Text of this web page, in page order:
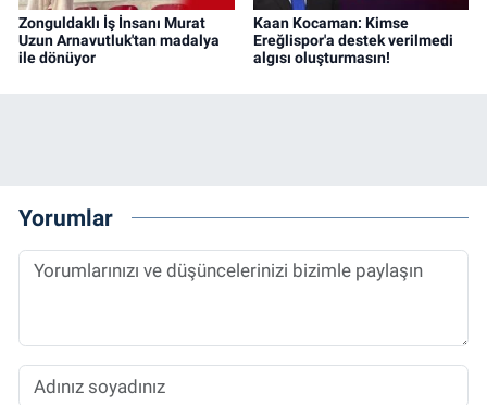
Zonguldaklı İş İnsanı Murat
Uzun Arnavutluk'tan madalya
ile dönüyor
Kaan Kocaman: Kimse
Ereğlispor'a destek verilmedi
algısı oluşturmasın!
Yorumlar